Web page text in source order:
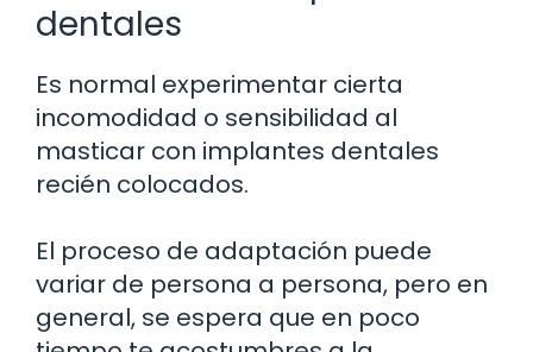
dentales
Es normal experimentar cierta
incomodidad o sensibilidad al
masticar con implantes dentales
recién colocados.
El proceso de adaptación puede
variar de persona a persona, pero en
general, se espera que en poco